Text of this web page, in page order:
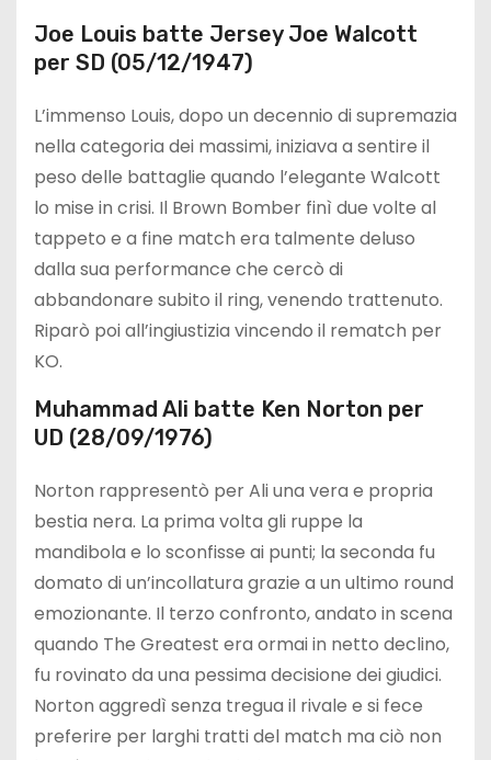
Joe Louis batte Jersey Joe Walcott
per SD (05/12/1947)
L’immenso Louis, dopo un decennio di supremazia
nella categoria dei massimi, iniziava a sentire il
peso delle battaglie quando l’elegante Walcott
lo mise in crisi. Il Brown Bomber finì due volte al
tappeto e a fine match era talmente deluso
dalla sua performance che cercò di
abbandonare subito il ring, venendo trattenuto.
Riparò poi all’ingiustizia vincendo il rematch per
KO.
Muhammad Ali batte Ken Norton per
UD (28/09/1976)
Norton rappresentò per Ali una vera e propria
bestia nera. La prima volta gli ruppe la
mandibola e lo sconfisse ai punti; la seconda fu
domato di un’incollatura grazie a un ultimo round
emozionante. Il terzo confronto, andato in scena
quando The Greatest era ormai in netto declino,
fu rovinato da una pessima decisione dei giudici.
Norton aggredì senza tregua il rivale e si fece
preferire per larghi tratti del match ma ciò non